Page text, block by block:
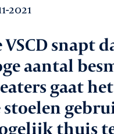
2021
VSCD snapt
aantal
gaat
stoelen
thuis